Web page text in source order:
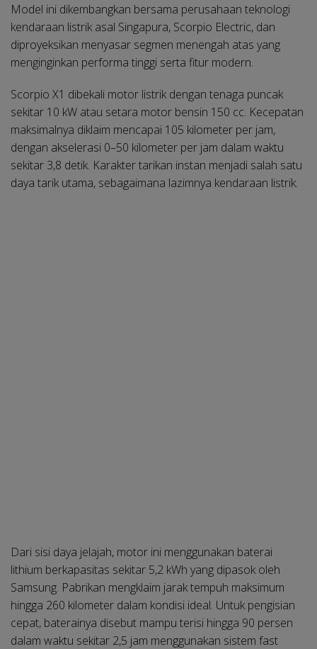
Model ini dikembangkan bersama perusahaan teknologi
kendaraan listrik asal Singapura, Scorpio Electric, dan
diproyeksikan menyasar segmen menengah atas yang
menginginkan performa tinggi serta fitur modern.
Scorpio X1 dibekali motor listrik dengan tenaga puncak
sekitar 10 kW atau setara motor bensin 150 cc. Kecepatan
maksimalnya diklaim mencapai 105 kilometer per jam,
dengan akselerasi 0–50 kilometer per jam dalam waktu
sekitar 3,8 detik. Karakter tarikan instan menjadi salah satu
daya tarik utama, sebagaimana lazimnya kendaraan listrik.
Dari sisi daya jelajah, motor ini menggunakan baterai
lithium berkapasitas sekitar 5,2 kWh yang dipasok oleh
Samsung. Pabrikan mengklaim jarak tempuh maksimum
hingga 260 kilometer dalam kondisi ideal. Untuk pengisian
cepat, baterainya disebut mampu terisi hingga 90 persen
dalam waktu sekitar 2,5 jam menggunakan sistem fast